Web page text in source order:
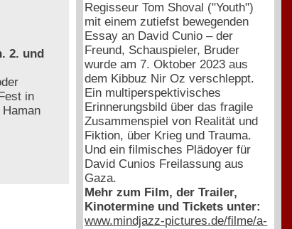
2. und
in
Regisseur Tom Shoval ("Youth")
mit einem zutiefst bewegenden
Essay an David Cunio – der
Freund, Schauspieler, Bruder
wurde am 7. Oktober 2023 aus
dem Kibbuz Nir Oz verschleppt.
Ein multiperspektivisches
Erinnerungsbild über das fragile
Zusammenspiel von Realität und
Fiktion, über Krieg und Trauma.
Und ein filmisches Plädoyer für
David Cunios Freilassung aus
Gaza.
Mehr zum Film, der Trailer,
Kinotermine und Tickets unter:
www.mindjazz-pictures.de/filme/a-